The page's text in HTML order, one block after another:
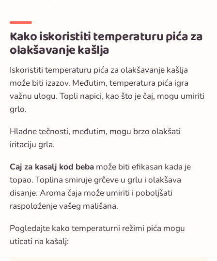
Kako iskoristiti temperaturu pića za
olakšavanje kašlja
Iskoristiti temperaturu pića za olakšavanje kašlja
može biti izazov. Međutim, temperatura pića igra
važnu ulogu. Topli napici, kao što je čaj, mogu umiriti
grlo.
Hladne tečnosti, međutim, mogu brzo olakšati
iritaciju grla.
Caj za kasalj kod beba može biti efikasan kada je
topao. Toplina smiruje grčeve u grlu i olakšava
disanje. Aroma čaja može umiriti i poboljšati
raspoloženje vašeg mališana.
Pogledajte kako temperaturni režimi pića mogu
uticati na kašalj: